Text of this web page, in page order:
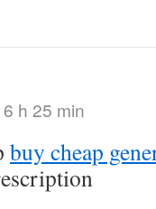
h 25 min
buy cheap